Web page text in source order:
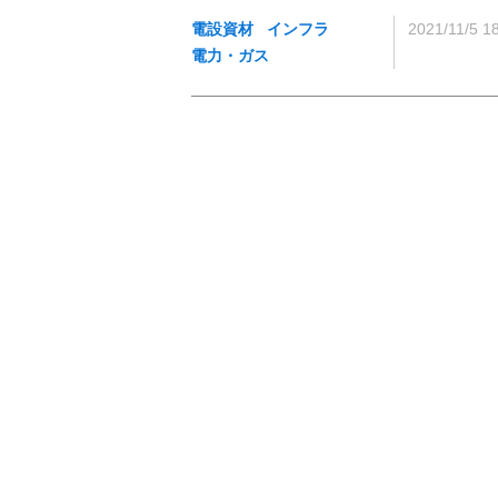
電設資材
インフラ
電力・ガス
2021/11/5